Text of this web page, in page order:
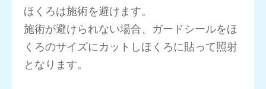
ほくろは施術を避けます。
施術が避けられない場合、ガードシールをほ
くろのサイズにカットしほくろに貼って照射
となります。